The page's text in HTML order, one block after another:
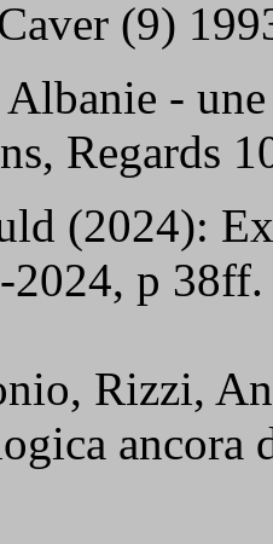
(9)
-
Regards
(2024):
2024, p 38ff.
Rizzi,